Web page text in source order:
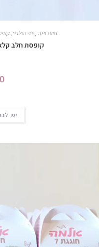
חיות ויער,ימי הולדת,
קופסת חלב
יש